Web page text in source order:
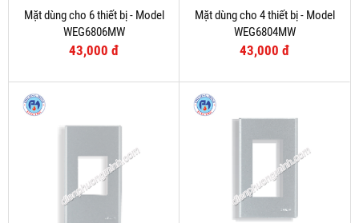
Mặt dùng cho 6 thiết bị - Model
WEG6806MW
43,000 đ
Mặt dùng cho 4 thiết bị - Model
WEG6804MW
43,000 đ